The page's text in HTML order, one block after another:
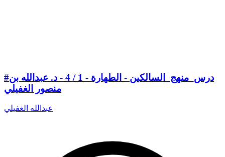
#درس_منهج_السالكين - الطهارة - 1 / 4 - د. عبدالله بن
منصور الغفيلي
عبدالله الغفيلي